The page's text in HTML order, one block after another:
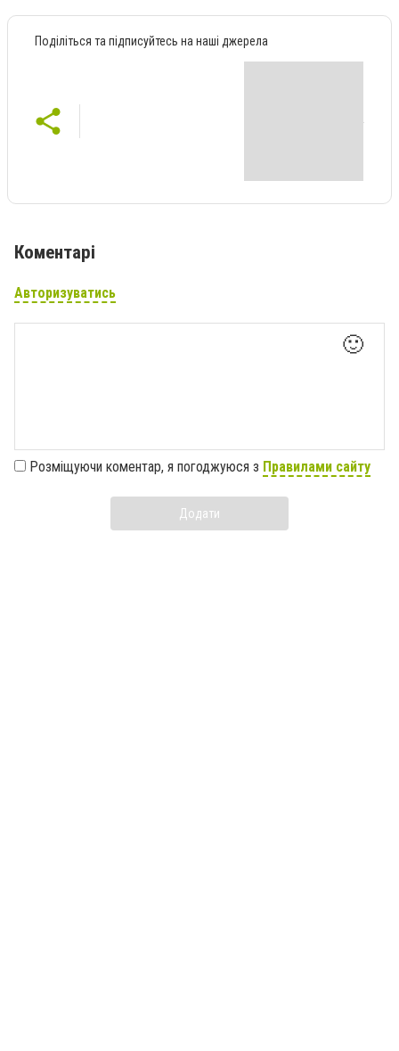
Поділіться та підписуйтесь на наші джерела
Коментарі
Авторизуватись
🙂
Розміщуючи коментар, я погоджуюся з Правилами сайту
Додати